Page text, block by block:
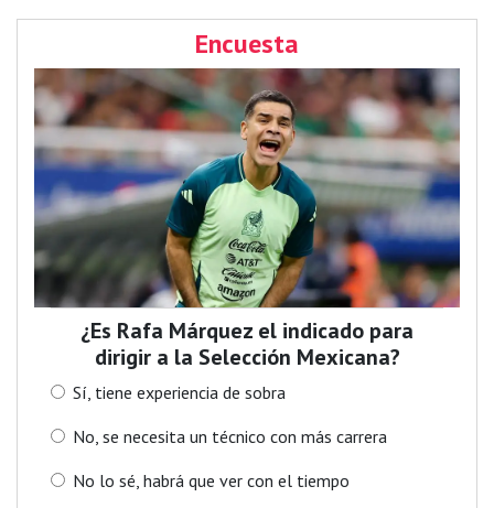
Encuesta
¿Es Rafa Márquez el indicado para
dirigir a la Selección Mexicana?
Sí, tiene experiencia de sobra
No, se necesita un técnico con más carrera
No lo sé, habrá que ver con el tiempo